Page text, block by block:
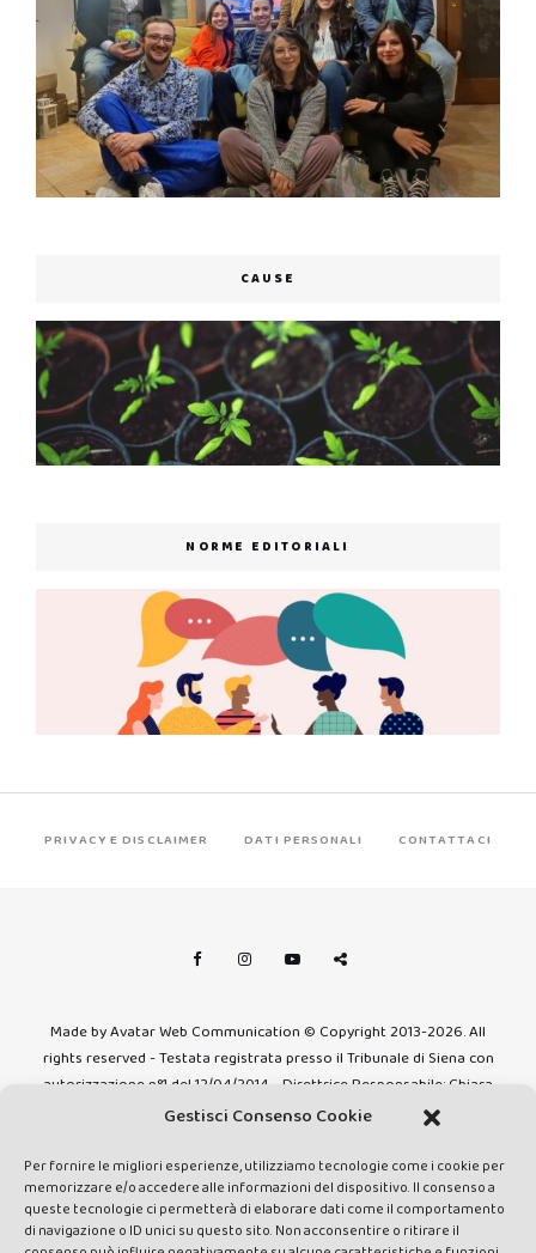
Gestisci Consenso Cookie
Per fornire le migliori esperienze, utilizziamo tecnologie come i cookie per
memorizzare e/o accedere alle informazioni del dispositivo. Il consenso a
queste tecnologie ci permetterà di elaborare dati come il comportamento
di navigazione o ID unici su questo sito. Non acconsentire o ritirare il
CAUSE
NORME EDITORIALI
PRIVACY E DISCLAIMER DATI PERSONALI CONTATTACI
Made by Avatar Web Communication © Copyright 2013-2026. All
rights reserved - Testata registrata presso il Tribunale di Siena con
autorizzazione n°1 del 12/04/2014 - Direttrice Responsabile: Chiara
Cacace - E-mail: direzione@lavaldichiana.it - Editore: Valdichiana
amministrazione@lavaldichiana.it - Sede legale: Piazza Nazioni Unite
10, Torrita di Siena (SI) - Iscrizione al Registro degli Operatori di
Comunicazione n.24374 del 24/03/2014